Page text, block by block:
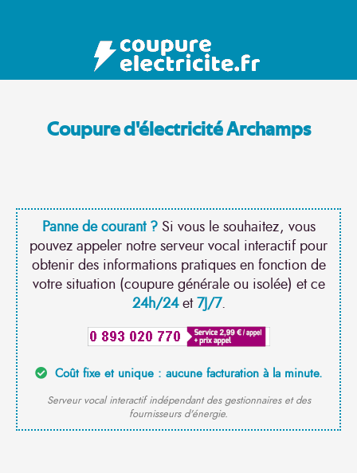
Coupure d'électricité Archamps
Panne de courant ?Si vous le souhaitez, vous
pouvez appeler notre serveur vocal interactif pour
obtenir des informations pratiques en fonction de
votre situation (coupure générale ou isolée) et ce
24h/24et7J/7.
Coût fixe et unique : aucune facturation à la minute.
Serveur vocal interactif indépendant des gestionnaires et des
fournisseurs d'énergie.